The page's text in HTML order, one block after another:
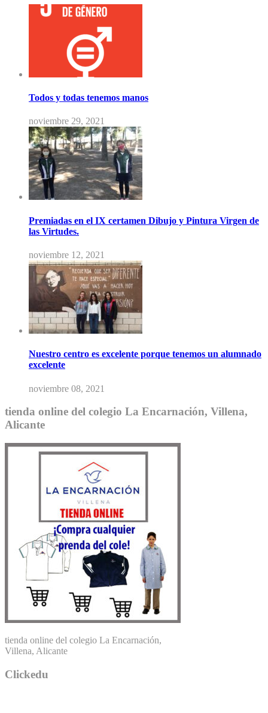
Todos y todas tenemos manos
noviembre 29, 2021
Premiadas en el IX certamen Dibujo y Pintura Virgen de
las Virtudes.
noviembre 12, 2021
Nuestro centro es excelente porque tenemos un alumnado
excelente
noviembre 08, 2021
tienda online del colegio La Encarnación, Villena,
Alicante
tienda online del colegio La Encarnación,
Villena, Alicante
Clickedu